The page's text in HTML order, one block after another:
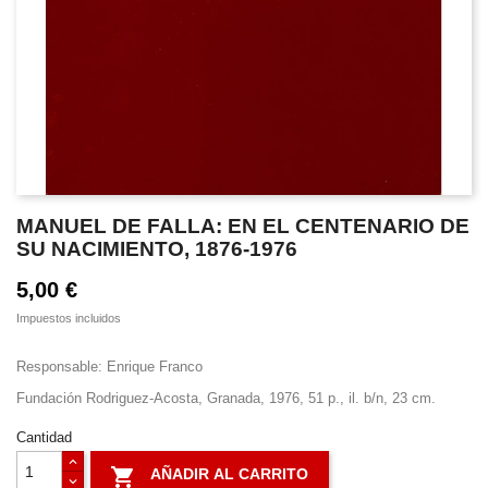
MANUEL DE FALLA: EN EL CENTENARIO DE
SU NACIMIENTO, 1876-1976
5,00 €
Impuestos incluidos
Responsable: Enrique Franco
Fundación Rodriguez-Acosta, Granada, 1976, 51 p., il. b/n, 23 cm.
Cantidad
 AÑADIR AL CARRITO